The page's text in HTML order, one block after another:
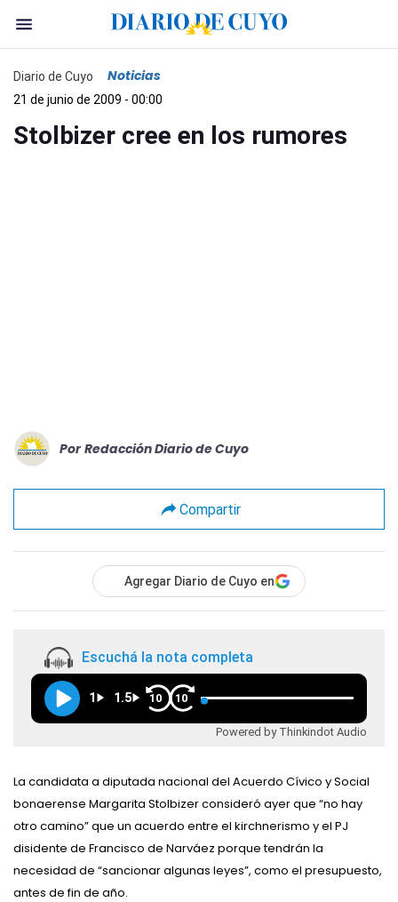
Diario de Cuyo Noticias
21 de junio de 2009 - 00:00
Stolbizer cree en los rumores
Por Redacción Diario de Cuyo
Compartir
Agregar Diario de Cuyo en
Escuchá la nota completa
1 1.5 10 10
Powered by Thinkindot Audio
La candidata a diputada nacional del Acuerdo Cívico y Social
bonaerense Margarita Stolbizer consideró ayer que “no hay
otro camino” que un acuerdo entre el kirchnerismo y el PJ
disidente de Francisco de Narváez porque tendrán la
necesidad de “sancionar algunas leyes”, como el presupuesto,
antes de fin de año.